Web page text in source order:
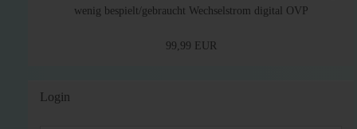
wenig bespielt/gebraucht Wechselstrom digital OVP
99,99 EUR
Login